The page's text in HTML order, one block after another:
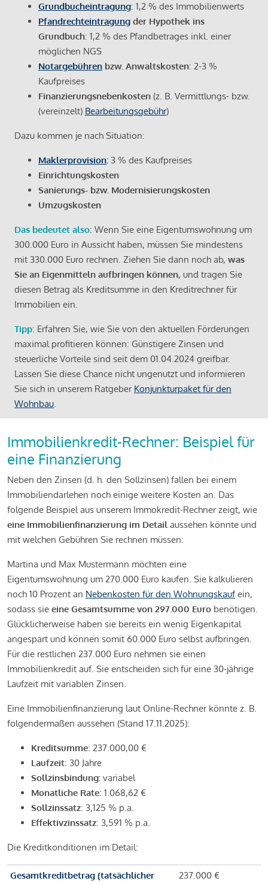
Grundbucheintragung: 1,2 % des Immobilienwerts
Pfandrechteintragung der Hypothek ins
Grundbuch: 1,2 % des Pfandbetrages inkl. einer
möglichen NGS
Notargebühren bzw. Anwaltskosten: 2-3 %
Kaufpreises
Finanzierungsnebenkosten (z. B. Vermittlungs- bzw.
(vereinzelt) Bearbeitungsgebühr)
Dazu kommen je nach Situation:
Maklerprovision: 3 % des Kaufpreises
Einrichtungskosten
Sanierungs- bzw. Modernisierungskosten
Umzugskosten
Das bedeutet also: Wenn Sie eine Eigentumswohnung um
300.000 Euro in Aussicht haben, müssen Sie mindestens
mit 330.000 Euro rechnen. Ziehen Sie dann noch ab, was
Sie an Eigenmitteln aufbringen können, und tragen Sie
diesen Betrag als Kreditsumme in den Kreditrechner für
Immobilien ein.
Tipp: Erfahren Sie, wie Sie von den aktuellen Förderungen
maximal profitieren können: Günstigere Zinsen und
steuerliche Vorteile sind seit dem 01.04.2024 greifbar.
Lassen Sie diese Chance nicht ungenutzt und informieren
Sie sich in unserem Ratgeber Konjunkturpaket für den
Wohnbau.
Immobilienkredit-Rechner: Beispiel für
eine Finanzierung
Neben den Zinsen (d. h. den Sollzinsen) fallen bei einem
Immobiliendarlehen noch einige weitere Kosten an. Das
folgende Beispiel aus unserem Immokredit-Rechner zeigt, wie
eine Immobilienfinanzierung im Detail aussehen könnte und
mit welchen Gebühren Sie rechnen müssen:
Martina und Max Mustermann möchten eine
Eigentumswohnung um 270.000 Euro kaufen. Sie kalkulieren
noch 10 Prozent an Nebenkosten für den Wohnungskaufein,
sodass sie eine Gesamtsumme von 297.000 Euro benötigen.
Glücklicherweise haben sie bereits ein wenig Eigenkapital
angespart und können somit 60.000 Euro selbst aufbringen.
Für die restlichen 237.000 Euro nehmen sie einen
Immobilienkredit auf. Sie entscheiden sich für eine 30-jährige
Laufzeit mit variablen Zinsen.
Eine Immobilienfinanzierung laut Online-Rechner könnte z. B.
folgendermaßen aussehen (Stand 17.11.2025):
Kreditsumme: 237.000,00 €
Laufzeit: 30 Jahre
Sollzinsbindung: variabel
Monatliche Rate: 1.068,62 €
Sollzinssatz: 3,125 % p.a.
Effektivzinssatz: 3,591 % p.a.
Die Kreditkonditionen im Detail:
Gesamtkreditbetrag (tatsächlicher
237.000 €